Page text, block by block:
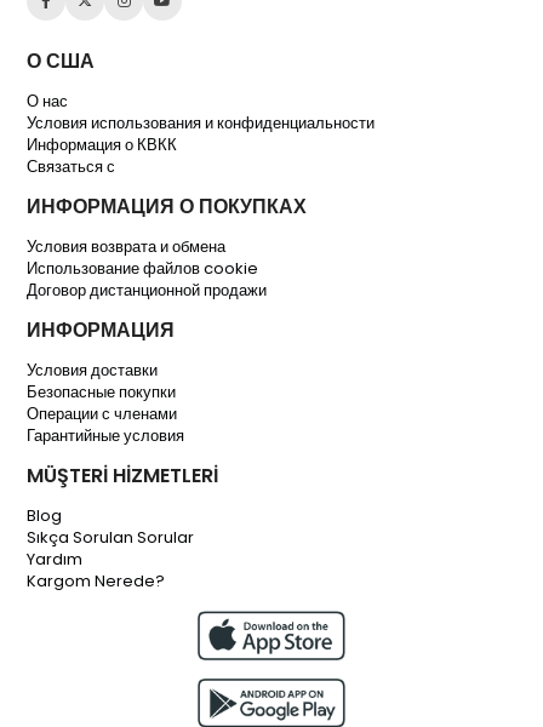
О США
О нас
Условия использования и конфиденциальности
Информация о КВКК
Связаться с
ИНФОРМАЦИЯ О ПОКУПКАХ
Условия возврата и обмена
Использование файлов cookie
Договор дистанционной продажи
ИНФОРМАЦИЯ
Условия доставки
Безопасные покупки
Операции с членами
Гарантийные условия
MÜŞTERİ HİZMETLERİ
Blog
Sıkça Sorulan Sorular
Yardım
Kargom Nerede?